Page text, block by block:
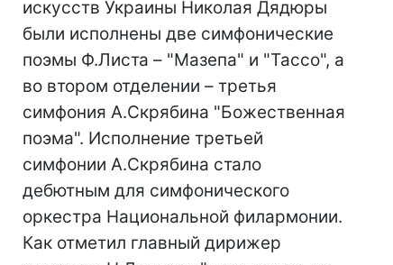
искусств Украины Николая Дядюры
были исполнены две симфонические
поэмы Ф.Листа – "Мазепа" и "Тассо", а
во втором отделении – третья
симфония А.Скрябина "Божественная
поэма". Исполнение третьей
симфонии А.Скрябина стало
дебютным для симфонического
оркестра Национальной филармонии.
Как отметил главный дирижер